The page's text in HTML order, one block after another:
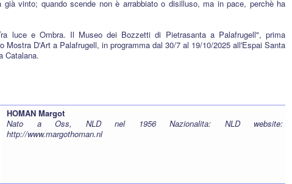
vinto; quando scende non è arrabbiato o disilluso, ma in pace, perchè ha
luce e Ombra. Il Museo dei Bozzetti di Pietrasanta a Palafrugell", prima
Mostra D'Art a Palafrugell, in programma dal 30/7 al 19/10/2025 all'Espai Santa
Catalana.
HOMAN Margot
Nato a Oss, NLD nel 1956 Nazionalita: NLD website:
http://www.margothoman.nl